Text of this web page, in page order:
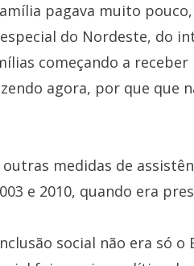
pagava muito
do Nordeste, do
começando a receber
agora, por que que
medidas de
e 2010, quando era
social não era só o